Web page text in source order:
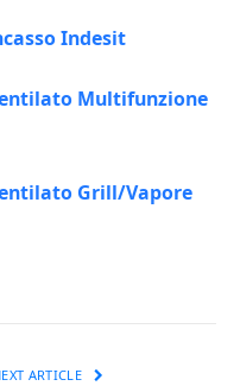
Indesit
Multifunzione
Grill/Vapore
ARTICLE